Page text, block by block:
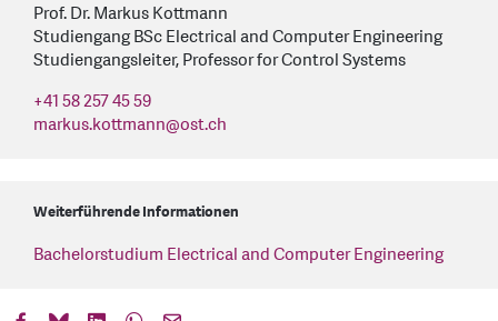
Prof. Dr. Markus Kottmann
Studiengang BSc Electrical and Computer Engineering
Studiengangsleiter, Professor for Control Systems
+41 58 257 45 59
markus.kottmann@ost.ch
Weiterführende Informationen
Bachelorstudium Electrical and Computer Engineering